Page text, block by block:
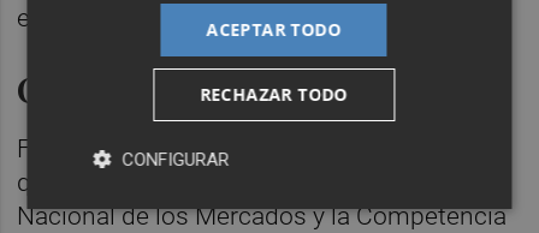
establecen.
Otras investigaciones
Fuera del ámbito político, también se prevé
que avance la investigación de la Comisión
Nacional de los Mercados y la Competencia
ACEPTAR TODO
RECHAZAR TODO
CONFIGURAR